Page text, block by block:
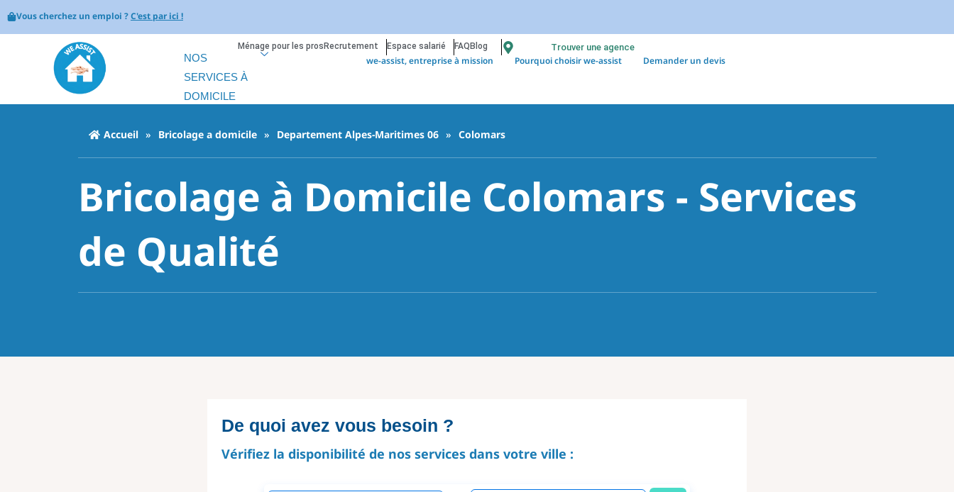
Vous cherchez un emploi ?C'est par ici !
Ménage pour les pros Recrutement Espace salarié FAQ Blog Trouver une agence
NOS
SERVICES À
DOMICILE
we-assist, entreprise à mission Pourquoi choisir we-assist Demander un devis
Accueil » Bricolage a domicile » Departement Alpes-Maritimes 06 » Colomars
Bricolage à Domicile Colomars - Services
de Qualité
De quoi avez vous besoin ?
Vérifiez la disponibilité de nos services dans votre ville :